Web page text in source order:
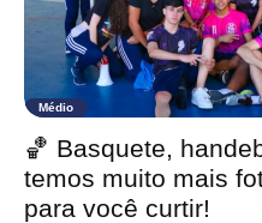
Médio
🏀 Basquete,
temos muito mais
para você curtir!